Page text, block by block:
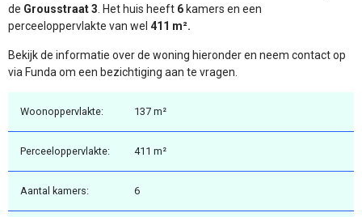
de Grousstraat 3. Het huis heeft 6 kamers en een
perceeloppervlakte van wel 411 m².
Bekijk de informatie over de woning hieronder en neem contact op
via Funda om een bezichtiging aan te vragen.
Woonoppervlakte: 137 m²
Perceeloppervlakte: 411 m²
Aantal kamers: 6